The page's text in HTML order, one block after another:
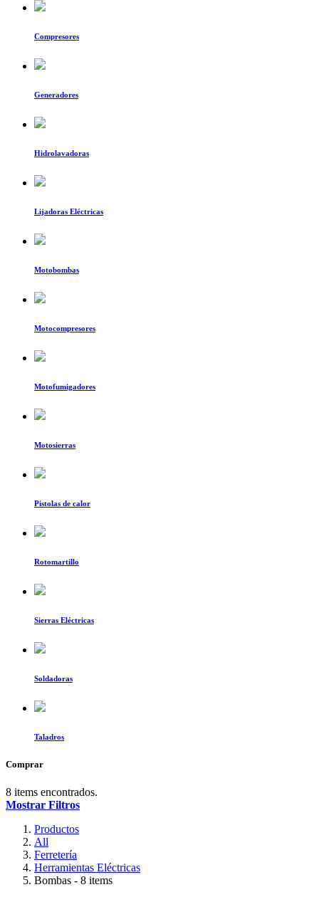
Compresores
Generadores
Hidrolavadoras
Lijadoras Eléctricas
Motobombas
Motocompresores
Motofumigadores
Motosierras
Pistolas de calor
Rotomartillo
Sierras Eléctricas
Soldadoras
Taladros
Comprar
8 items encontrados.
Mostrar Filtros
Productos
All
Ferretería
Herramientas Eléctricas
Bombas - 8 items